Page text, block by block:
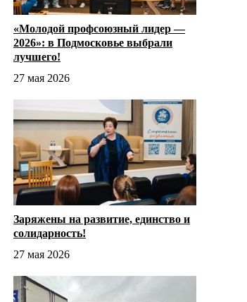
«Молодой профсоюзный лидер —
2026»: в Подмосковье выбрали
лучшего!
27 мая 2026
Заряжены на развитие, единство и
солидарность!
27 мая 2026